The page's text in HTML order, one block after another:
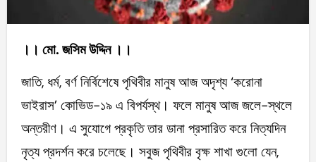
।। মো. জসিম উদ্দিন ।।
জাতি, ধর্ম, বর্ণ নির্বিশেষে পৃথিবীর মানুষ আজ অদৃশ্য ‘করোনা
ভাইরাস’ কোভিড-১৯ এ বিপর্যস্থ। ফলে মানুষ আজ জলে-স্থলে
অন্তরীণ। এ সুযোগে প্রকৃতি তার ডানা প্রসারিত করে নিত্যদিন
নৃত্য প্রদর্শন করে চলেছে। সবুজ পৃথিবীর বৃক্ষ শাখা গুলো যেন,